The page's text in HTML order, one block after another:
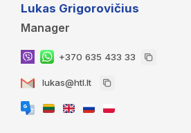
Lukas Grigorovičius
Manager
+370 635 433 33
lukas@htl.lt